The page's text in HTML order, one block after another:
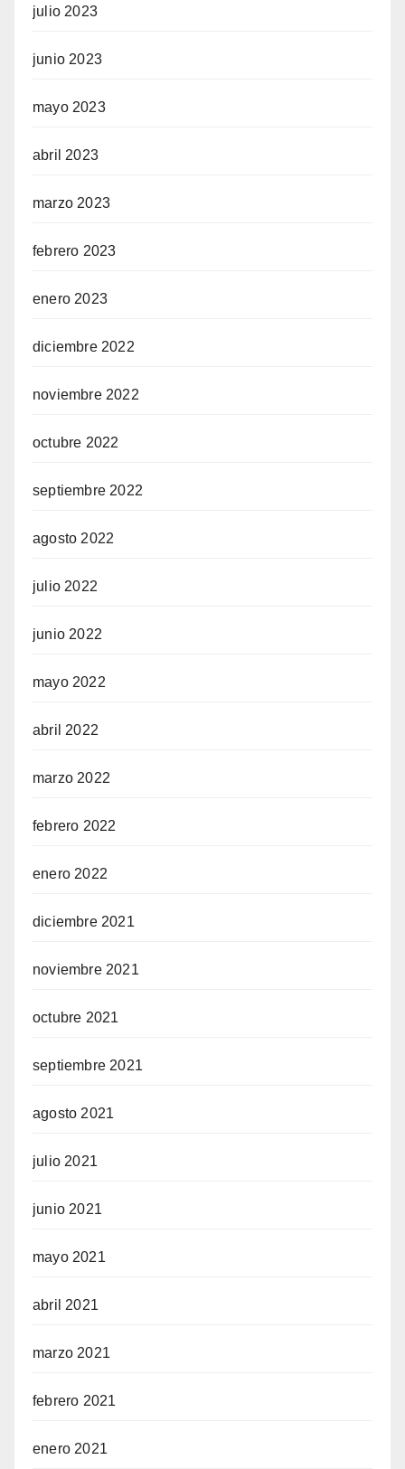
julio 2023
junio 2023
mayo 2023
abril 2023
marzo 2023
febrero 2023
enero 2023
diciembre 2022
noviembre 2022
octubre 2022
septiembre 2022
agosto 2022
julio 2022
junio 2022
mayo 2022
abril 2022
marzo 2022
febrero 2022
enero 2022
diciembre 2021
noviembre 2021
octubre 2021
septiembre 2021
agosto 2021
julio 2021
junio 2021
mayo 2021
abril 2021
marzo 2021
febrero 2021
enero 2021